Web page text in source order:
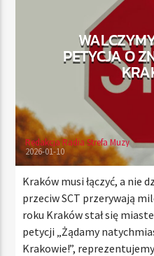
RADIO
00:00 10:00
Radio Strefa Muzy
PETYCJA O
Redakcja Radia Strefa Muzy
2026-01-10
Kraków musi łączyć, a nie
przeciw SCT przerywają
roku Kraków stał się
petycji „Żądamy
Krakowie!”,